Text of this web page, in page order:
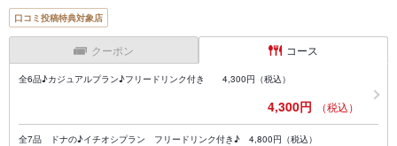
口コミ投稿特典対象店
クーポン コース
全6品♪カジュアルプラン♪フリードリンク付き 4,300円（税込）
4,300円 （税込）
全7品 ドナの♪イチオシプラン フリードリンク付き♪ 4,800円（税込）